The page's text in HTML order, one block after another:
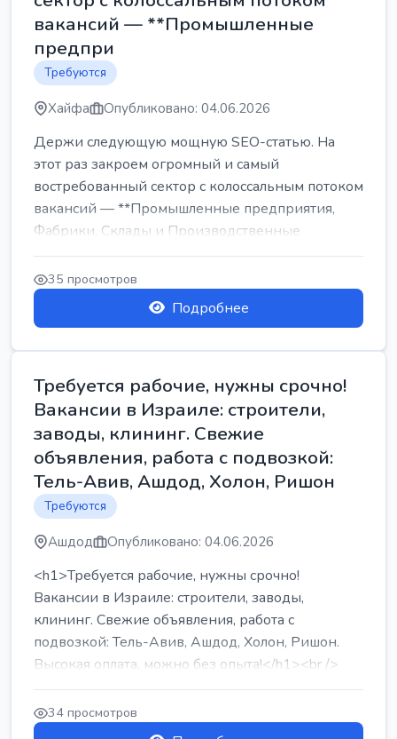
вакансий — **Промышленные
предпри
Требуются
Хайфа Опубликовано: 04.06.2026
Держи следующую мощную SEO-статью. На
этот раз закроем огромный и самый
востребованный сектор с колоссальным потоком
вакансий — **Промышленные предприятия,
Фабрики, Склады и Производственные
заводы** ...
35 просмотров
Подробнее
Требуется рабочие, нужны срочно!
Вакансии в Израиле: строители,
заводы, клининг. Свежие
объявления, работа с подвозкой:
Тель-Авив, Ашдод, Холон, Ришон
Требуются
Ашдод Опубликовано: 04.06.2026
<h1>Требуется рабочие, нужны срочно!
Вакансии в Израиле: строители, заводы,
клининг. Свежие объявления, работа с
подвозкой: Тель-Авив, Ашдод, Холон, Ришон.
Высокая оплата, можно без опыта!</h1><br />
...
34 просмотров